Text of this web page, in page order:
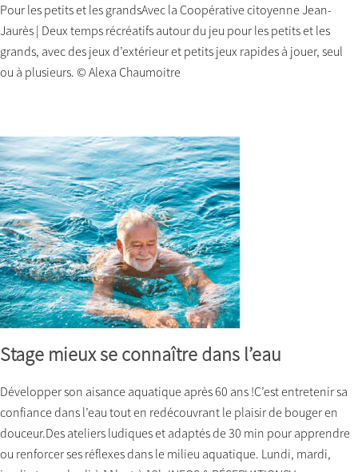
Pour les petits et les grandsAvec la Coopérative citoyenne Jean-
Jaurès | Deux temps récréatifs autour du jeu pour les petits et les
grands, avec des jeux d’extérieur et petits jeux rapides à jouer, seul
ou à plusieurs. © Alexa Chaumoitre
Stage mieux se connaître dans l’eau
Développer son aisance aquatique après 60 ans !C’est entretenir sa
confiance dans l’eau tout en redécouvrant le plaisir de bouger en
douceur.Des ateliers ludiques et adaptés de 30 min pour apprendre
ou renforcer ses réflexes dans le milieu aquatique. Lundi, mardi,